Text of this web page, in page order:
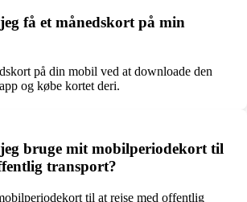
få et månedskort på min
på din mobil ved at downloade den
og købe kortet deri.
bruge mit mobilperiodekort til
transport?
til at rejse med offentlig